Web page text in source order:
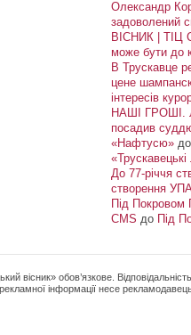
Олександр
задоволений
ВІСНИК | ТІЦ
може бути до
В Трускавце
цене
інтересів
НАШІ ГРОШІ.
посадив
«Нафтусю»до
«Трускавецькі
До 77-річчя
створення
Під Покровом
CMS до Під
вісник» обов’язкове.
інформації несе